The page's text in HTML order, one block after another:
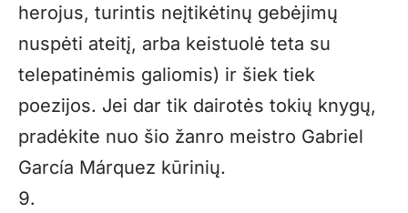
herojus, turintis neįtikėtinų gebėjimų
nuspėti ateitį, arba keistuolė teta su
telepatinėmis galiomis) ir šiek tiek
poezijos. Jei dar tik dairotės tokių knygų,
pradėkite nuo šio žanro meistro Gabriel
García Márquez kūrinių.